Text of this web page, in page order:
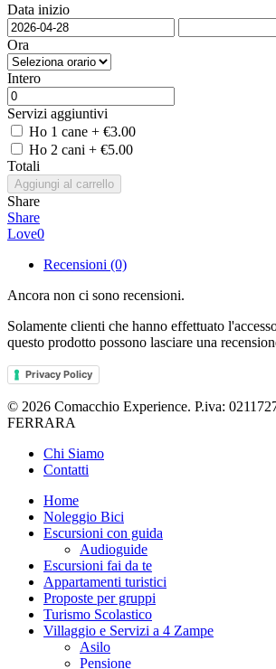
Data inizio
Ora
Intero
Servizi aggiuntivi
Ho 1 cane + €3.00
Ho 2 cani + €5.00
Totali
Aggiungi al carrello
Share
Share
Love0
Recensioni (0)
Ancora non ci sono recensioni.
Solamente clienti che hanno effettuato
questo prodotto possono lasciare una
Privacy Policy
© 2026 Comacchio Experience. P.iva:
FERRARA
Close
Menu
Chi Siamo
Contatti
Home
Noleggio Bici
Escursioni con guida
Audioguide
Escursioni fai da te
Appartamenti turistici
Proposte per gruppi
Turismo Scolastico
Villaggio e Servizi a 4 Zampe
Asilo
Pensione